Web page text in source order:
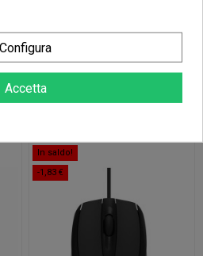
ACER SMART
FIT VERTICAL
MOUSE
39,04 €
carrello
In saldo!
-1,83 €
Configura
Accetta